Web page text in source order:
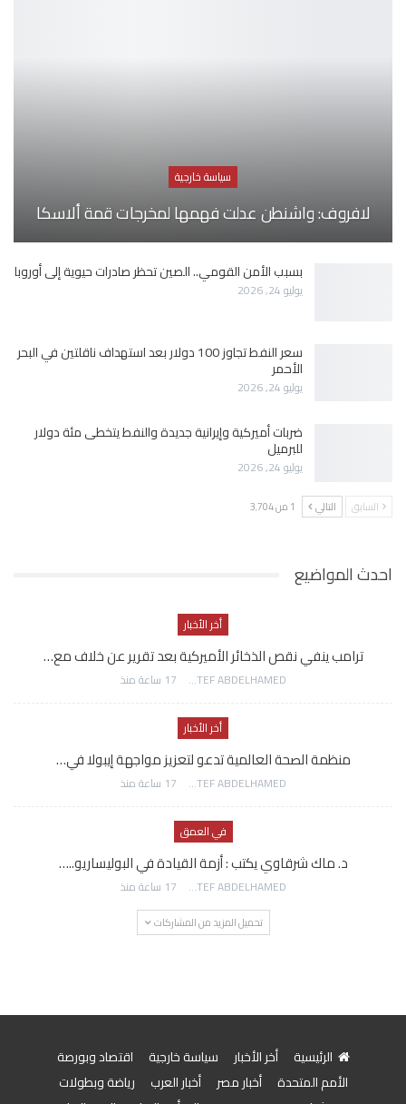
سياسة خارجية
لافروف: واشنطن عدلت فهمها لمخرجات قمة ألاسكا
بسبب الأمن القومي.. الصين تحظر صادرات حيوية إلى أوروبا
يوليو 24, 2026
سعر النفط تجاوز 100 دولار بعد استهداف ناقلتين في البحر
الأحمر
يوليو 24, 2026
ضربات أميركية وإيرانية جديدة والنفط يتخطى مئة دولار
للبرميل
يوليو 24, 2026
السابق التالي 1 من 3٬704
احدث المواضيع
أخر الأخبار
ترامب ينفي نقص الذخائر الأميركية بعد تقرير عن خلاف مع…
AWATEF ABDELHAMED 17 ساعة منذ
أخر الأخبار
منظمة الصحة العالمية تدعو لتعزيز مواجهة إيبولا في…
AWATEF ABDELHAMED 17 ساعة منذ
في العمق
د. ماك شرقاوي يكتب : أزمة القيادة في البوليساريو..…
AWATEF ABDELHAMED 17 ساعة منذ
تحميل المزيد من المشاركات
الرئيسية أخر الأخبار سياسة خارجية
اقتصاد وبورصة
الأمم المتحدة
أخبار مصر أخبار العرب
رياضة وبطولات